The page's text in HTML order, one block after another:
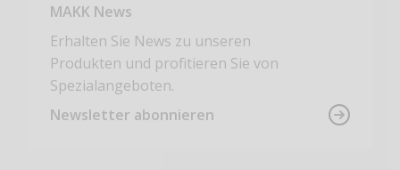
MAKK News
Erhalten Sie News zu unseren
Produkten und profitieren Sie von
Spezialangeboten.
Newsletter abonnieren